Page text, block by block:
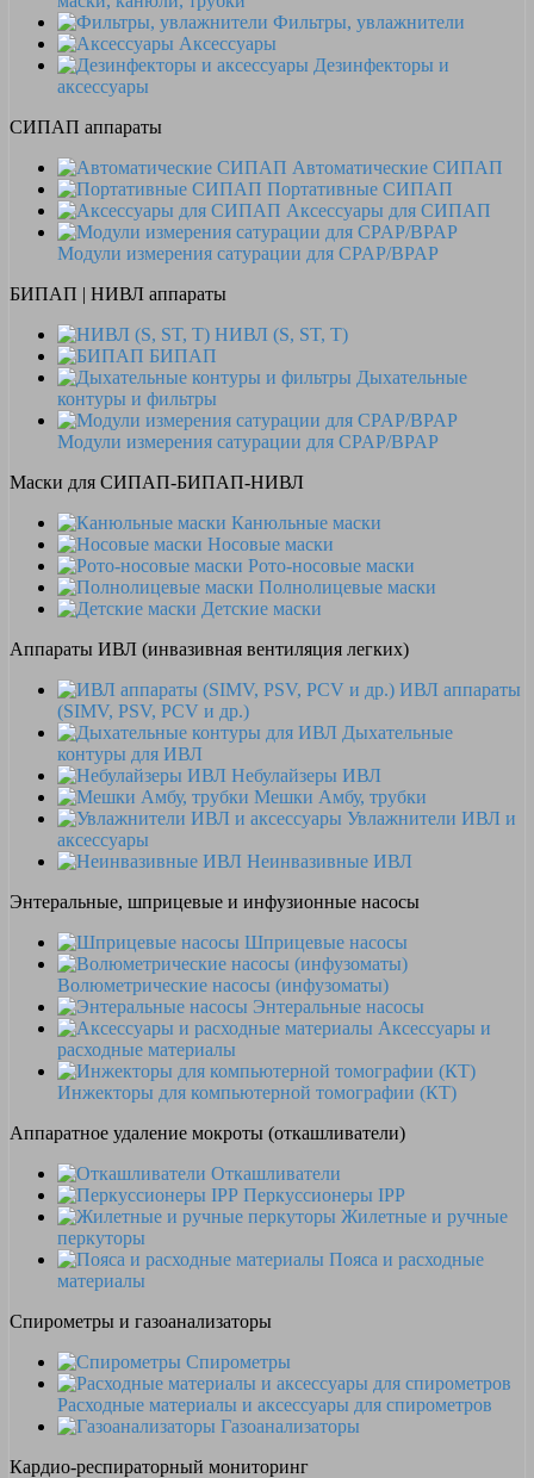
Фильтры, увлажнители
Аксессуары
Дезинфекторы и
аксессуары
СИПАП аппараты
Автоматические СИПАП
Портативные СИПАП
Аксессуары для СИПАП
Модули измерения сатурации для CPAP/BPAP
БИПАП | НИВЛ аппараты
НИВЛ (S, ST, T)
БИПАП
Дыхательные
контуры и фильтры
Модули измерения сатурации для CPAP/BPAP
Маски для СИПАП-БИПАП-НИВЛ
Канюльные маски
Носовые маски
Рото-носовые маски
Полнолицевые маски
Детские маски
Аппараты ИВЛ (инвазивная вентиляция легких)
ИВЛ аппараты
(SIMV, PSV, PCV и др.)
Дыхательные
контуры для ИВЛ
Небулайзеры ИВЛ
Мешки Амбу, трубки
Увлажнители ИВЛ и
аксессуары
Неинвазивные ИВЛ
Энтеральные, шприцевые и инфузионные насосы
Шприцевые насосы
Волюметрические насосы (инфузоматы)
Энтеральные насосы
Аксессуары и
расходные материалы
Инжекторы для компьютерной томографии (КТ)
Аппаратное удаление мокроты (откашливатели)
Откашливатели
Перкуссионеры IPP
Жилетные и ручные
перкуторы
Пояса и расходные
материалы
Спирометры и газоанализаторы
Спирометры
Расходные материалы и аксессуары для спирометров
Газоанализаторы
Кардио-респираторный мониторинг